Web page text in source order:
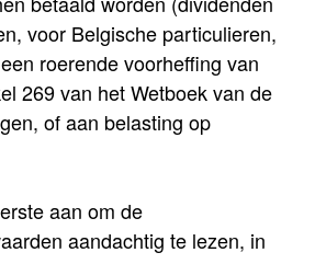
voor Belgische particulieren,
roerende voorheffing van
269 van het Wetboek van de
of aan belasting op
aan om de
aandachtig te lezen, in